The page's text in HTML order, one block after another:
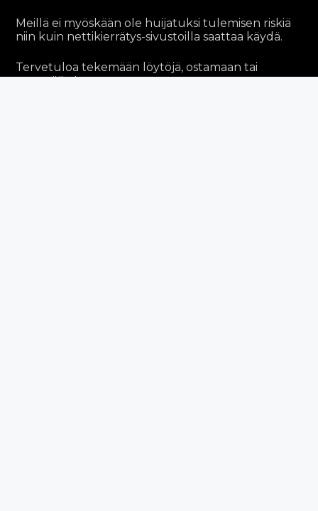
Meillä ei myöskään ole huijatuksi tulemisen riskiä
niin kuin nettikierrätys-sivustoilla saattaa käydä.
Tervetuloa tekemään löytöjä, ostamaan tai
myymään !